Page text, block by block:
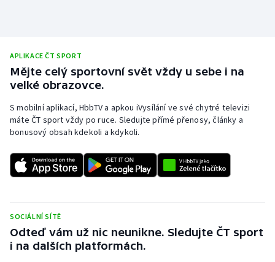
APLIKACE ČT SPORT
Mějte celý sportovní svět vždy u sebe i na
velké obrazovce.
S mobilní aplikací, HbbTV a apkou iVysílání ve své chytré televizi
máte ČT sport vždy po ruce. Sledujte přímé přenosy, články a
bonusový obsah kdekoli a kdykoli.
SOCIÁLNÍ SÍTĚ
Odteď vám už nic neunikne. Sledujte ČT sport
i na dalších platformách.